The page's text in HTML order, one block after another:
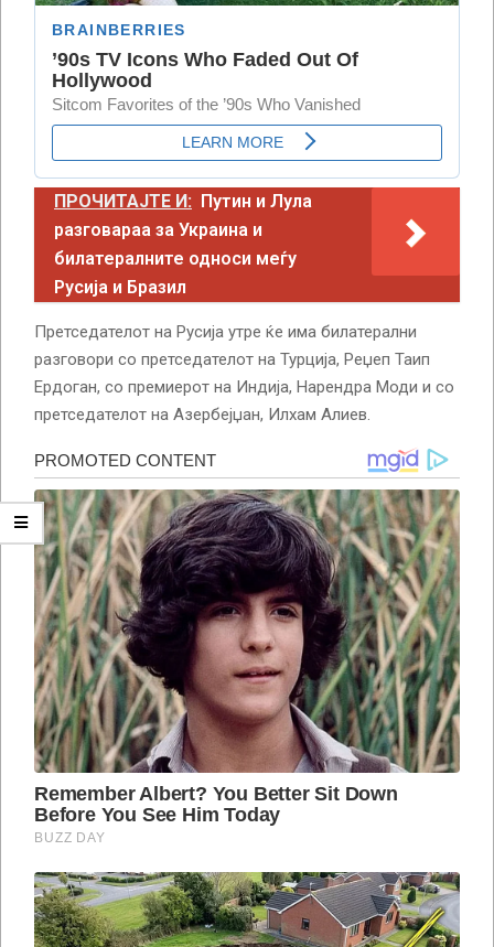
ПРОЧИТАЈТЕ И: Путин и Лула
разговараа за Украина и
билатералните односи меѓу
Русија и Бразил
Претседателот на Русија утре ќе има билатерални
разговори со претседателот на Турција, Реџеп Таип
Ердоган, со премиерот на Индија, Нарендра Моди и со
претседателот на Азербејџан, Илхам Алиев.